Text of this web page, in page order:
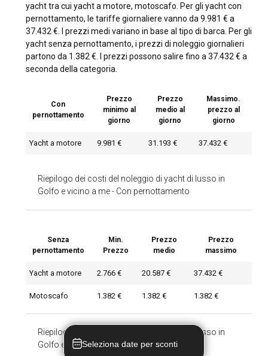
yacht tra cui yacht a motore, motoscafo. Per gli yacht con
pernottamento, le tariffe giornaliere vanno da 9.981 € a
37.432 €. I prezzi medi variano in base al tipo di barca. Per gli
yacht senza pernottamento, i prezzi di noleggio giornalieri
partono da 1.382 €. I prezzi possono salire fino a 37.432 € a
seconda della categoria.
Riepilogo dei costi del noleggio di yacht di lusso in
Golfo e vicino a me- Con pernottamento
Con
pernottamento
Prezzo
minimo al
giorno
Prezzo
medio al
giorno
Massimo.
prezzo al
giorno
Yacht a motore 9.981 € 31.193 € 37.432 €
Riepilogo dei costi del noleggio di yacht di lusso in
Golfo e vicino a me-Senza pernottamento
Senza
pernottamento
Min.
Prezzo
Prezzo
medio
Prezzo
massimo
Yacht a motore 2.766 € 20.587 € 37.432 €
Motoscafo 1.382 € 1.382 € 1.382 €
Seleziona date per sconti